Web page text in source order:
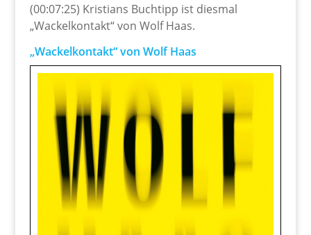
(00:07:25) Kristians Buchtipp ist diesmal
„Wackelkontakt“ von Wolf Haas.
„Wackelkontakt“ von Wolf Haas